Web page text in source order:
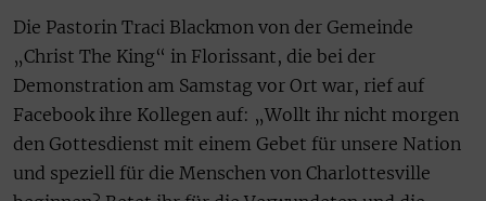
Die Pastorin Traci Blackmon von der Gemeinde
„Christ The King“ in Florissant, die bei der
Demonstration am Samstag vor Ort war, rief auf
Facebook ihre Kollegen auf: „Wollt ihr nicht morgen
den Gottesdienst mit einem Gebet für unsere Nation
und speziell für die Menschen von Charlottesville